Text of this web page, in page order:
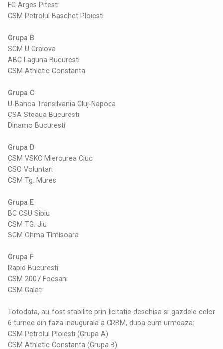
FC Arges Pitesti
CSM Petrolul Baschet Ploiesti
Grupa B
SCM U Craiova
ABC Laguna Bucuresti
CSM Athletic Constanta
Grupa C
U-Banca Transilvania Cluj-Napoca
CSA Steaua Bucuresti
Dinamo Bucuresti
Grupa D
CSM VSKC Miercurea Ciuc
CSO Voluntari
CSM Tg. Mures
Grupa E
BC CSU Sibiu
CSM TG. Jiu
SCM Ohma Timisoara
Grupa F
Rapid Bucuresti
CSM 2007 Focsani
CSM Galati
Totodata, au fost stabilite prin licitatie deschisa si gazdele celor
6 turnee din faza inaugurala a CRBM, dupa cum urmeaza:
CSM Petrolul Ploiesti (Grupa A)
CSM Athletic Constanta (Grupa B)